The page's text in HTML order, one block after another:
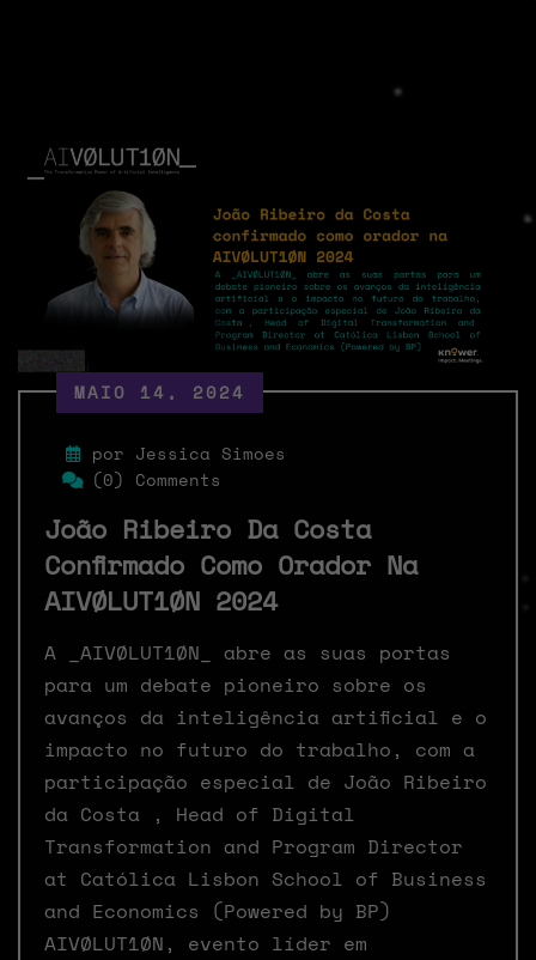
MAIO 14, 2024
por Jessica Simoes
(0) Comments
João Ribeiro Da Costa
Confirmado Como Orador Na
AIVØLUT1ØN 2024
A _AIVØLUT1ØN_ abre as suas portas
para um debate pioneiro sobre os
avanços da inteligência artificial e o
impacto no futuro do trabalho, com a
participação especial de João Ribeiro
da Costa , Head of Digital
Transformation and Program Director
at Católica Lisbon School of Business
and Economics (Powered by BP)
AIVØLUT1ØN, evento líder em